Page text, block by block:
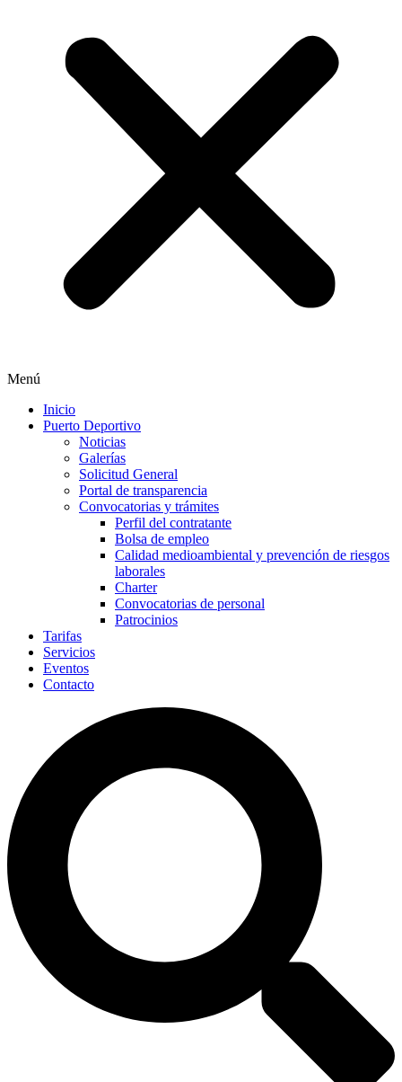
Menú
Inicio
Puerto Deportivo
Noticias
Galerías
Solicitud General
Portal de transparencia
Convocatorias y trámites
Perfil del contratante
Bolsa de empleo
Calidad medioambiental y prevención de riesgos
laborales
Charter
Convocatorias de personal
Patrocinios
Tarifas
Servicios
Eventos
Contacto